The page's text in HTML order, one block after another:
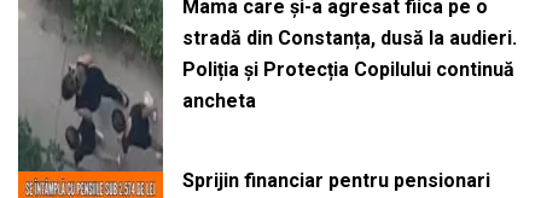
Mama care și-a agresat fiica pe o
stradă din Constanța, dusă la audieri.
Poliția și Protecția Copilului continuă
ancheta
Sprijin financiar pentru pensionari